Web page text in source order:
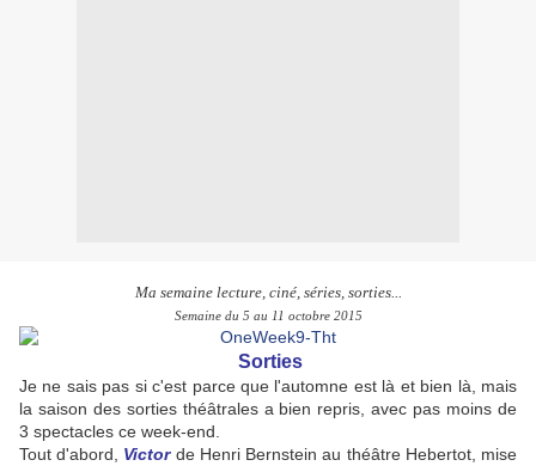
Ma semaine lecture, ciné, séries, sorties...
Semaine du 5 au 11 octobre 2015
Sorties
Je ne sais pas si c'est parce que l'automne est là et bien là, mais
la saison des sorties théâtrales a bien repris, avec pas moins de
3 spectacles ce week-end.
Tout d'abord, Victorde Henri Bernstein au théâtre Hebertot, mise